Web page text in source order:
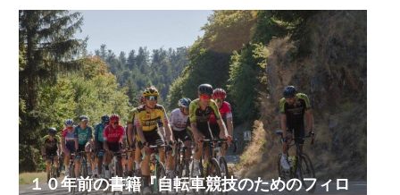
１０年前の書籍『自転車競技のためのフィロ